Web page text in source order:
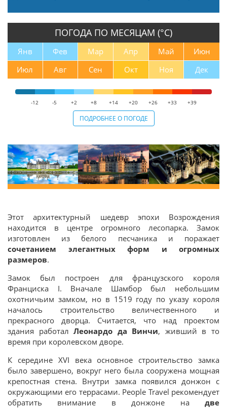
ПОГОДА ПО МЕСЯЦАМ (°С)
Янв Фев Мар Апр Май
Июн
Июл
Авг Сен Окт Ноя Дек
-12 -5 +2 +8 +14 +20 +26 +33 +39
ПОДРОБНЕЕ О ПОГОДЕ
Этот архитектурный шедевр эпохи Возрождения
находится в центре огромного лесопарка. Замок
изготовлен из белого песчаника и поражает
сочетанием элегантных форм и огромных
размеров.
Замок был построен для французского короля
Франциска I. Вначале Шамбор был небольшим
охотничьим замком, но в 1519 году по указу короля
началось строительство величественного и
прекрасного дворца. Считается, что над проектом
здания работалЛеонардо да Винчи, живший в то
время при королевском дворе.
К середине XVI века основное строительство замка
было завершено, вокруг него была сооружена мощная
крепостная стена. Внутри замка появился донжон с
окружающими его террасами. People Travel рекомендует
обратить внимание в донжоне на две